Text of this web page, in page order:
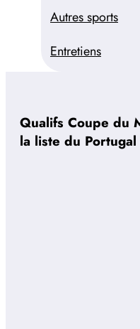
Autres sports
Entretiens
Qualifs Coupe du
la liste du